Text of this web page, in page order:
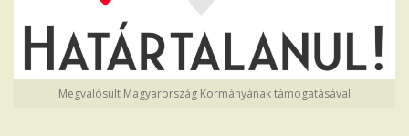
Megvalósult Magyarország Kormányának támogatásával